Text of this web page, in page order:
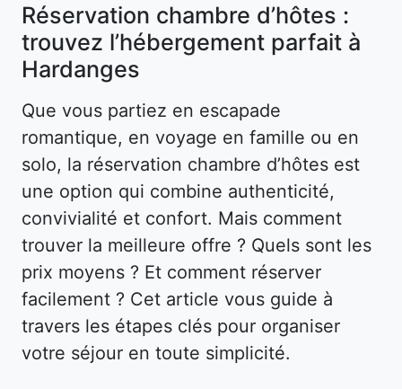
Réservation chambre d’hôtes :
trouvez l’hébergement parfait à
Hardanges
Que vous partiez en escapade
romantique, en voyage en famille ou en
solo, la réservation chambre d’hôtes est
une option qui combine authenticité,
convivialité et confort. Mais comment
trouver la meilleure offre ? Quels sont les
prix moyens ? Et comment réserver
facilement ? Cet article vous guide à
travers les étapes clés pour organiser
votre séjour en toute simplicité.